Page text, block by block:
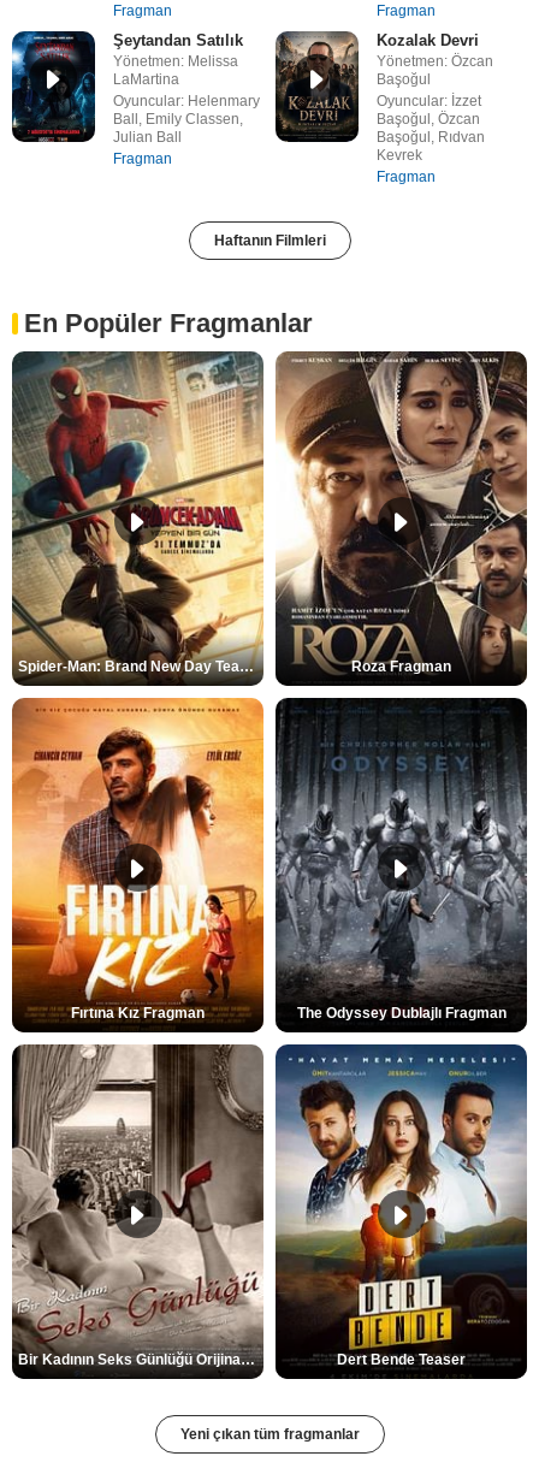
Fragman
Fragman
Şeytandan Satılık
Yönetmen: Melissa
LaMartina
Oyuncular: Helenmary
Ball, Emily Classen,
Julian Ball
Fragman
Kozalak Devri
Yönetmen: Özcan
Başoğul
Oyuncular: İzzet
Başoğul, Özcan
Başoğul, Rıdvan
Kevrek
Fragman
Haftanın Filmleri
En Popüler Fragmanlar
Spider-Man: Brand New Day Teaser Roza Fragman
Fırtına Kız Fragman The Odyssey Dublajlı Fragman
Bir Kadının Seks Günlüğü Orijinal Fragman Dert Bende Teaser
Yeni çıkan tüm fragmanlar